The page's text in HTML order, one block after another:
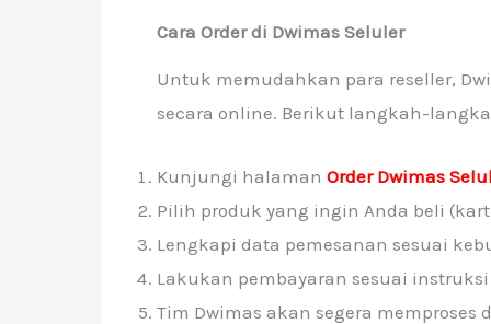
Cara Order di Dwimas Seluler
Untuk memudahkan para reseller,
secara online. Berikut langkah-
Kunjungi halaman Order Dwimas
Pilih produk yang ingin Anda beli
Lengkapi data pemesanan sesuai
Lakukan pembayaran sesuai
Tim Dwimas akan segera